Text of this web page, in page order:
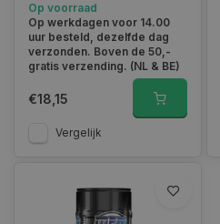
05001EF
Op voorraad
Op werkdagen voor 14.00
uur besteld, dezelfde dag
verzonden. Boven de 50,-
gratis verzending. (NL & BE)
€18,15
Vergelijk